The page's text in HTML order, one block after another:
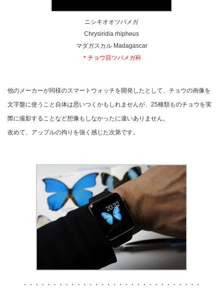
ニシキオオツバメガ
Chrysiridia rhipheus
マダガスカル Madagascar
＊チョウ目ツバメガ科
他のメーカーが同様のスマートウォッチを開発したとして、チョウの画像を
文字盤に使うこと自体は思いつくかもしれませんが、25種類ものチョウを実
際に撮影することなど想像もしなかったに違いありません。
改めて、アップルの拘りを強く感じた次第です。
・・・・・・・・・・・・・・・・・・・・・・・・・・・・・・